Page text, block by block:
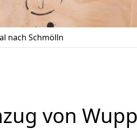
nach Schmölln
von